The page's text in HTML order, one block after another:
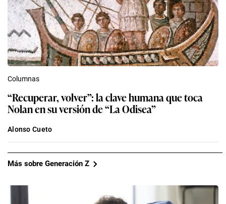
Columnas
“Recuperar, volver”: la clave humana que toca
Nolan en su versión de “La Odisea”
Alonso Cueto
Más sobre Generación Z